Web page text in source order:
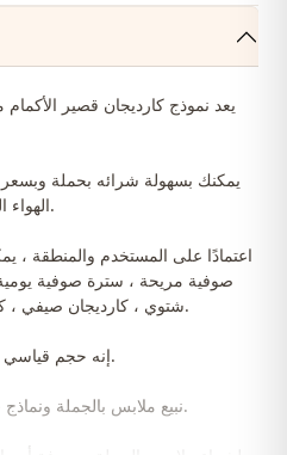
يعد نموذج كارديجان قصير الأكمام
يمكنك بسهولة شرائه بحملة
الهواء الطلق خلال جميع الفصول الأربعة.
اعتمادًا على المستخدم والمنطقة ،
صوفية مريحة ، سترة صوفية
شتوي ، كارديجان صيفي ، كارديجان مخرم ، كارديجان قصير.
إنه حجم قياسي ومتوافق مع نطاق الحجم 36-42.
نبيع ملابس بالجملة ونماذج حجاب بالجملة للمحلات والمتاجر.